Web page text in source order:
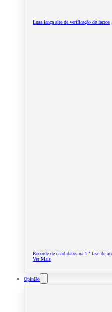
Lusa lança site de verificação de factos
Recorde de candidatos na 1.ª fase de
Ver Mais
Opinião